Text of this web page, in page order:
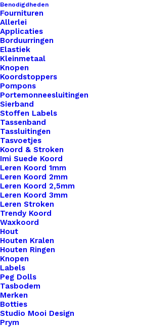
Benodigdheden
Fournituren
Allerlei
Applicaties
Borduurringen
Elastiek
Kleinmetaal
Knopen
Koordstoppers
Pompons
Portemonneesluitingen
Sierband
Stoffen Labels
Tassenband
Tassluitingen
Tasvoetjes
Koord & Stroken
Imi Suede Koord
Leren Koord 1mm
Leren Koord 2mm
Leren Koord 2,5mm
Leren Koord 3mm
Leren Stroken
Trendy Koord
Waxkoord
Hout
Houten Kralen
Houten Ringen
Knopen
Labels
Peg Dolls
Tasbodem
Merken
Botties
Studio Mooi Design
Prym
Macrame Patroon
€